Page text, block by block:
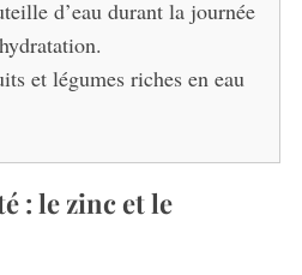
d’eau durant la journée
et légumes riches en eau
: le zinc et le